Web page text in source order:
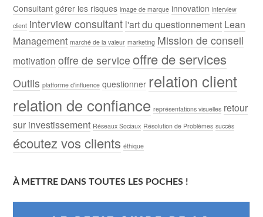
Consultant gérer les risques image de marque innovation interview
client interview consultant l'art du questionnement Lean
Management marché de la valeur marketing Mission de conseil
motivation offre de service offre de services
Outils platforme d'influence questionner relation client
relation de confiance représentations visuelles retour
sur investissement Réseaux Sociaux Résolution de Problèmes succès
écoutez vos clients éthique
À METTRE DANS TOUTES LES POCHES !